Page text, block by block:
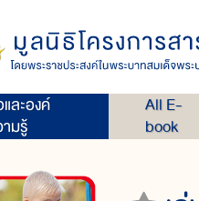
ละองค์
มรู้
All E-
book